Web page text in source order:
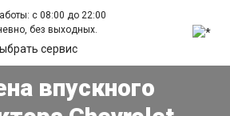
с 08:00 до 22:00
без выходных.
сервис
впускного